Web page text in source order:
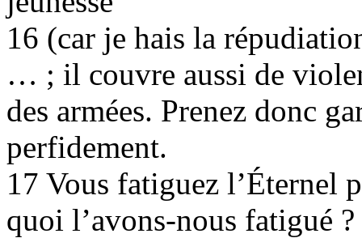
16 (car je hais la
… ; il couvre aussi de
des armées. Prenez donc
perfidement.
17 Vous fatiguez l’Éternel
quoi l’avons-nous fatigué